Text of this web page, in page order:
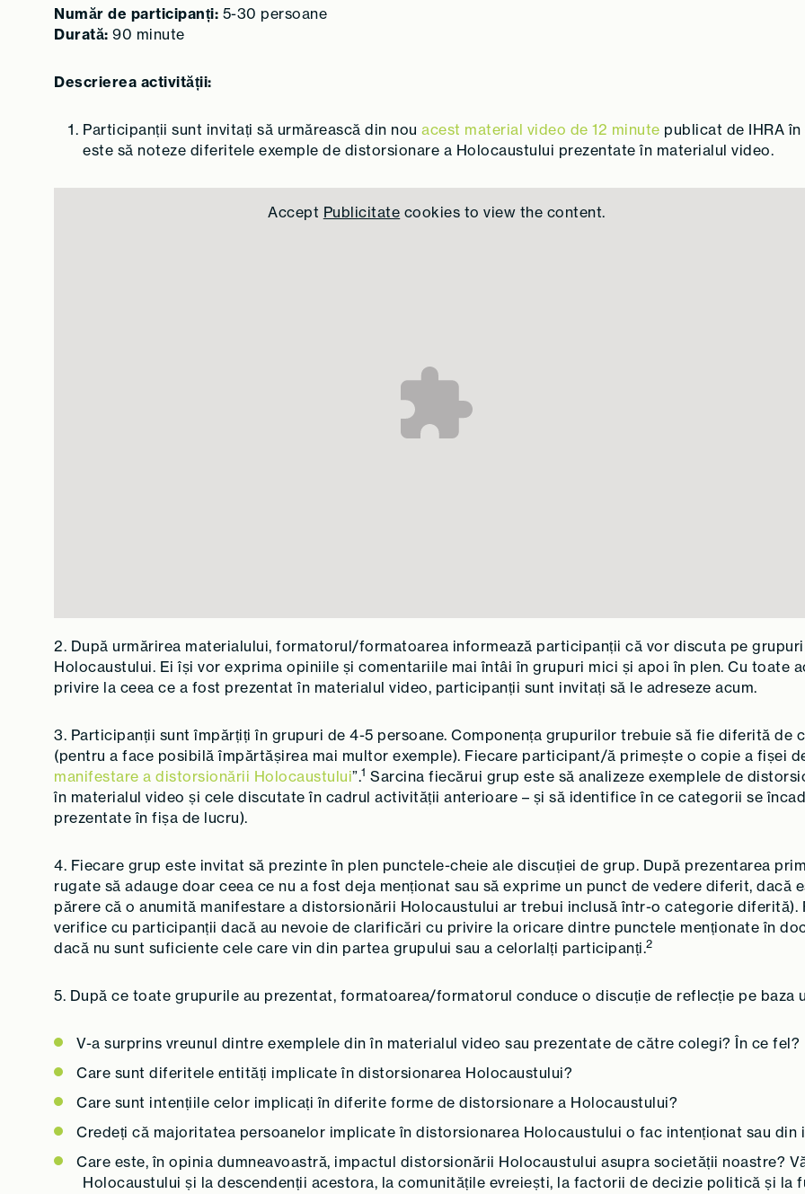
Număr de participanți: 5-30 persoane
Durată: 90 minute
Descrierea activității:
Participanții sunt invitați să urmărească din nou acest material video de 12 minute publicat de IHRA
este să noteze diferitele exemple de distorsionare a Holocaustului prezentate în materialul video.
Accept Publicitate cookies to view the content.
2. După urmărirea materialului, formatorul/formatoarea informează participanții că vor discuta pe
Holocaustului. Ei își vor exprima opiniile și comentariile mai întâi în grupuri mici și apoi în plen. Cu toate
privire la ceea ce a fost prezentat în materialul video, participanții sunt invitați să le adreseze acum.
3. Participanții sunt împărțiți în grupuri de 4-5 persoane. Componența grupurilor trebuie să fie diferită de
(pentru a face posibilă împărtășirea mai multor exemple). Fiecare participant/ă primește o copie a fișei
manifestare a distorsionării Holocaustului”.1 Sarcina fiecărui grup este să analizeze exemplele de
în materialul video și cele discutate în cadrul activității anterioare – și să identifice în ce categorii se
prezentate în fișa de lucru).
4. Fiecare grup este invitat să prezinte în plen punctele-cheie ale discuției de grup. După prezentarea
rugate să adauge doar ceea ce nu a fost deja menționat sau să exprime un punct de vedere diferit, dacă
părere că o anumită manifestare a distorsionării Holocaustului ar trebui inclusă într-o categorie
verifice cu participanții dacă au nevoie de clarificări cu privire la oricare dintre punctele menționate în
dacă nu sunt suficiente cele care vin din partea grupului sau a celorlalți participanți.2
5. După ce toate grupurile au prezentat, formatoarea/formatorul conduce o discuție de reflecție pe baza
V-a surprins vreunul dintre exemplele din în materialul video sau prezentate de către colegi? În ce fel?
Care sunt diferitele entități implicate în distorsionarea Holocaustului?
Care sunt intențiile celor implicați în diferite forme de distorsionare a Holocaustului?
Credeți că majoritatea persoanelor implicate în distorsionarea Holocaustului o fac intenționat sau din
Care este, în opinia dumneavoastră, impactul distorsionării Holocaustului asupra societății noastre?
Holocaustului și la descendenții acestora, la comunitățile evreiești, la factorii de decizie politică și la